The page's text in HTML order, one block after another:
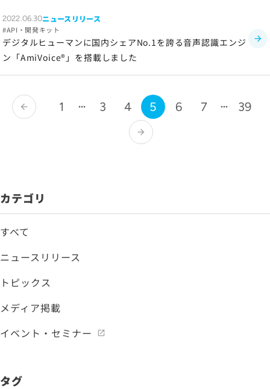
2022.06.30ニュースリリース
API・開発キット
デジタルヒューマンに国内シェアNo.1を誇る音声認識エンジ
ン「AmiVoice®」を搭載しました
arrow_back 1 3 4 5 6 7 39
arrow_forward
カテゴリ
すべて
ニュースリリース
トピックス
メディア掲載
イベント・セミナー
タグ